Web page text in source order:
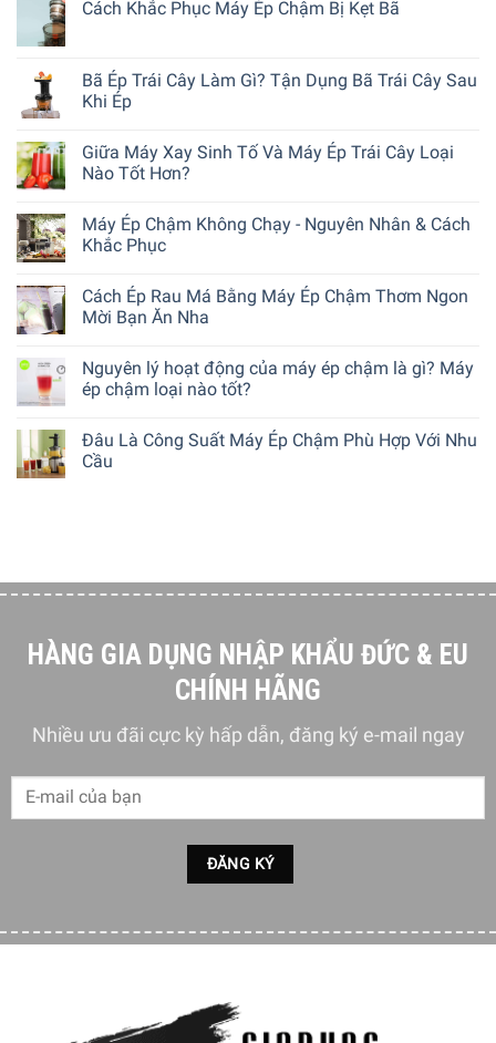
Cách Khắc Phục Máy Ép Chậm Bị Kẹt Bã
Bã Ép Trái Cây Làm Gì? Tận Dụng Bã Trái Cây Sau
Khi Ép
Giữa Máy Xay Sinh Tố Và Máy Ép Trái Cây Loại
Nào Tốt Hơn?
Máy Ép Chậm Không Chạy - Nguyên Nhân & Cách
Khắc Phục
Cách Ép Rau Má Bằng Máy Ép Chậm Thơm Ngon
Mời Bạn Ăn Nha
Nguyên lý hoạt động của máy ép chậm là gì? Máy
ép chậm loại nào tốt?
Đâu Là Công Suất Máy Ép Chậm Phù Hợp Với Nhu
Cầu
HÀNG GIA DỤNG NHẬP KHẨU ĐỨC & EU
CHÍNH HÃNG
Nhiều ưu đãi cực kỳ hấp dẫn, đăng ký e-mail ngay